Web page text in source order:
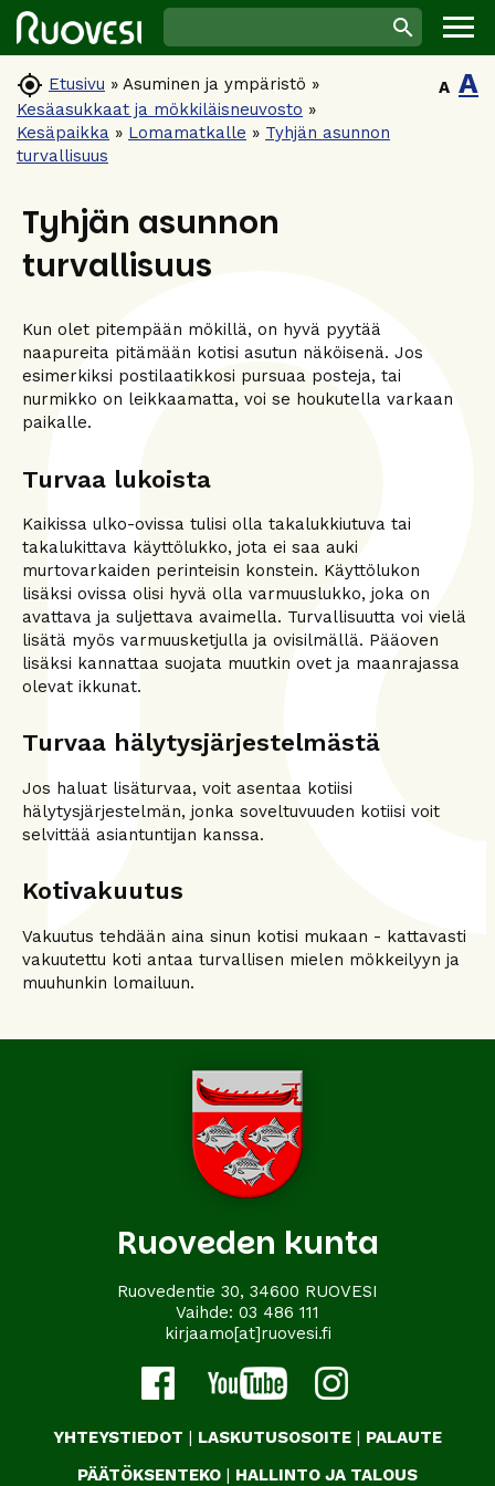
 Etusivu » Asuminen ja ympäristö »
Kesäasukkaat ja mökkiläisneuvosto »
Kesäpaikka » Lomamatkalle » Tyhjän asunnon
turvallisuus
A A
Tyhjän asunnon
turvallisuus
Kun olet pitempään mökillä, on hyvä pyytää
naapureita pitämään kotisi asutun näköisenä. Jos
esimerkiksi postilaatikkosi pursuaa posteja, tai
nurmikko on leikkaamatta, voi se houkutella varkaan
paikalle.
Turvaa lukoista
Kaikissa ulko-ovissa tulisi olla takalukkiutuva tai
takalukittava käyttölukko, jota ei saa auki
murtovarkaiden perinteisin konstein. Käyttölukon
lisäksi ovissa olisi hyvä olla varmuuslukko, joka on
avattava ja suljettava avaimella. Turvallisuutta voi vielä
lisätä myös varmuusketjulla ja ovisilmällä. Pääoven
lisäksi kannattaa suojata muutkin ovet ja maanrajassa
olevat ikkunat.
Turvaa hälytysjärjestelmästä
Jos haluat lisäturvaa, voit asentaa kotiisi
hälytysjärjestelmän, jonka soveltuvuuden kotiisi voit
selvittää asiantuntijan kanssa.
Kotivakuutus
Vakuutus tehdään aina sinun kotisi mukaan - kattavasti
vakuutettu koti antaa turvallisen mielen mökkeilyyn ja
muuhunkin lomailuun.
Ruoveden kunta
Ruovedentie 30, 34600 RUOVESI
Vaihde: 03 486 111
kirjaamo[at]ruovesi.fi
YHTEYSTIEDOT | LASKUTUSOSOITE | PALAUTE
PÄÄTÖKSENTEKO | HALLINTO JA TALOUS